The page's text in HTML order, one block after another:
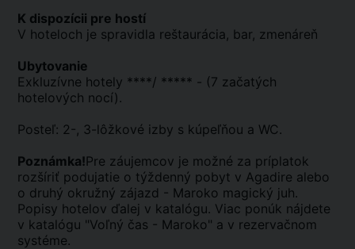
K dispozícii pre hostí
V hoteloch je spravidla reštaurácia, bar, zmenáreň
Ubytovanie
Exkluzívne hotely ****/ ***** - (7 začatých
hotelových nocí).
Posteľ: 2-, 3-lôžkové izby s kúpeľňou a WC.
Poznámka!Pre záujemcov je možné za príplatok
rozšíriť podujatie o týždenný pobyt v Agadire alebo
o druhý okružný zájazd - Maroko magický juh.
Popisy hotelov ďalej v katalógu. Viac ponúk nájdete
v katalógu "Voľný čas - Maroko" a v rezervačnom
systéme.